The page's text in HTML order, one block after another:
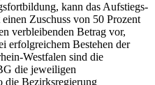
kann das Aufstiegs-
Zuschuss von 50 Prozent
verbleibenden Betrag vor,
erfolgreichem Bestehen der
Westfalen sind die
die jeweiligen
die Bezirksregierung